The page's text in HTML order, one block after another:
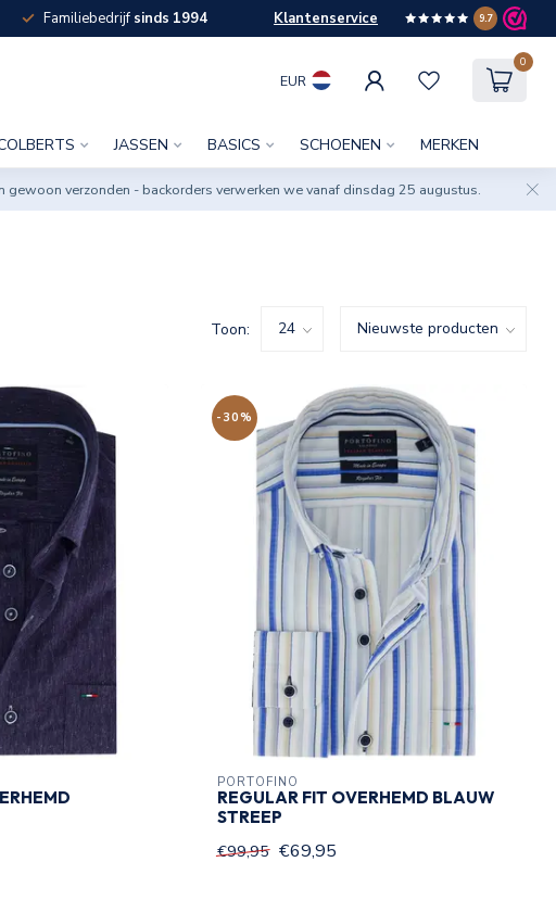
Familiebedrijf sinds 1994 Klantenservice 9.7
EUR
0
JASSEN BASICS SCHOENEN MERKEN
verzonden - backorders verwerken we vanaf dinsdag 25 augustus.
Toon:
-30%
PORTOFINO
REGULAR FIT OVERHEMD BLAUW
STREEP
€99,95 €69,95